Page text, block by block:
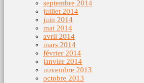
septembre 2014
juillet 2014
juin 2014
mai 2014
avril 2014
mars 2014
février 2014
janvier 2014
novembre 2013
octobre 2013